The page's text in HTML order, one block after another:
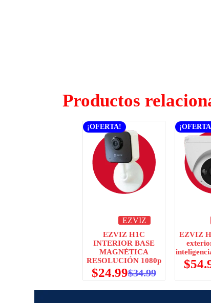
Productos
¡OFERTA!
EZVIZ
EZVIZ H1C
INTERIOR BASE
MAGNÉTICA
RESOLUCIÓN 1080p
$34.99
$24.99
EZVIZ
$